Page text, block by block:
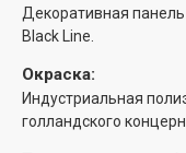
Декоративная
Black Line.
Окраска:
Индустриальная
голландского